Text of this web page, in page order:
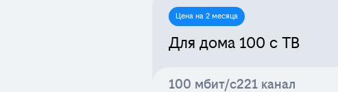
Цена на 2 месяца
Для дома 100 с ТВ
100 мбит/с221 канал